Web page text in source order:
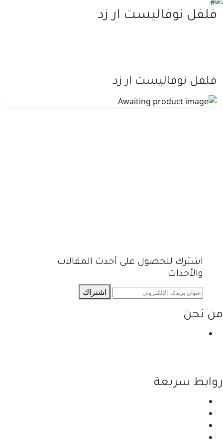
فلفل نوفاليست ار زد
فلفل نوفاليست ار زد
اشترك للحصول على أحدث المقالات
والأحداث
اشتراك
من نحن
روابط سريعة